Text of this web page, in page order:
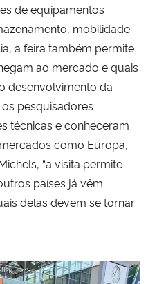
de equipamentos
mobilidade
a feira também permite
ao mercado e quais
desenvolvimento da
pesquisadores
técnicas e conheceram
como Europa,
“a visita permite
países já vêm
delas devem se tornar